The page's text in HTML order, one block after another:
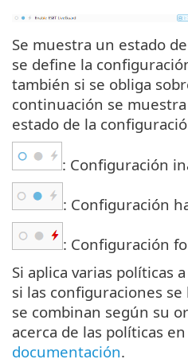
Se muestra un estado
se define la
también si se obliga
continuación se
estado de la
: Configuración
: Configuración
: Configuración
Si aplica varias políticas
si las configuraciones
se combinan según su
acerca de las políticas en
documentación.